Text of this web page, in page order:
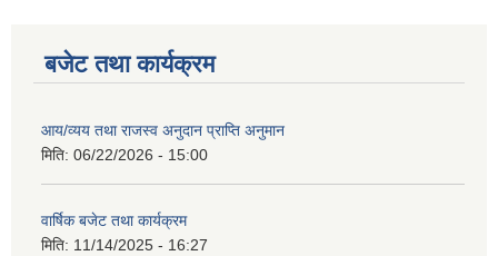
बजेट तथा कार्यक्रम
आय/व्यय तथा राजस्व अनुदान प्राप्ति अनुमान
मिति: 06/22/2026 - 15:00
वार्षिक बजेट तथा कार्यक्रम
मिति: 11/14/2025 - 16:27